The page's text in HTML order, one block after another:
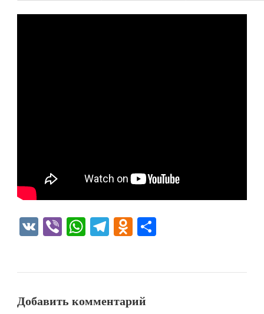
VK ViberWhatsApp
Telegram
Odnoklassniki
Добавить комментарий